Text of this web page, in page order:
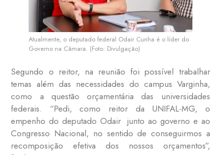
Atualmente, o deputado federal Odair Cunha é o líder do
Governo na Câmara. (Foto: Divulgação)
Segundo o reitor, na reunião foi possível trabalhar
temas além das necessidades do campus Varginha,
como a questão orçamentária das universidades
federais. “Pedi, como reitor da UNIFAL-MG, o
empenho do deputado Odair junto ao governo e ao
Congresso Nacional, no sentido de conseguirmos a
recomposição efetiva dos nossos orçamentos”,